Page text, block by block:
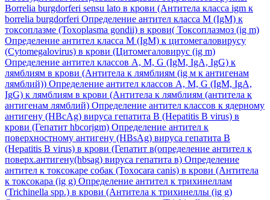
Borrelia burgdorferi sensu lato в крови (Антитела класса igm к
borrelia burgdorferi Определение антител класса M (IgM) к
токсоплазме (Toxoplasma gondii) в крови( Токсоплазмоз (ig m)
Определение антител класса M (IgM) к цитомегаловирусу
(Cytomegalovirus) в крови (Цитомегаловирус (ig m)
Определение антител классов A, M, G (IgM, IgA, IgG) к
лямблиям в крови (Антитела к лямблиям (ig м к антигенам
лямблий)) Определение антител классов A, M, G (IgM, IgA,
IgG) к лямблиям в крови (Антитела к лямблиям (антитела к
антигенам лямблий) Определение антител классов к ядерному
антигену (HBcAg) вируса гепатита B (Hepatitis B virus) в
крови (Гепатит hbcorjgm) Определение антител к
поверхностному антигену (HBsAg) вируса гепатита B
(Hepatitis B virus) в крови (Гепатит в(определение антител к
поверх.антигену(hbsag) вируса гепатита в) Определение
антител к токсокаре собак (Toxocara canis) в крови (Антитела
к токсокара (ig g) Определение антител к трихинеллам
(Trichinella spp.) в крови (Антитела к трихинеллы (ig g)